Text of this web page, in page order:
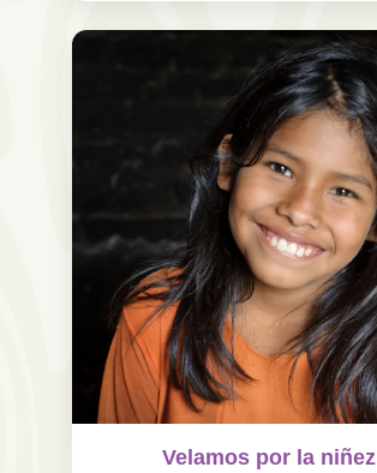
Velamos por la niñez